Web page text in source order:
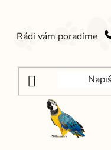
Rádi vám poradíme